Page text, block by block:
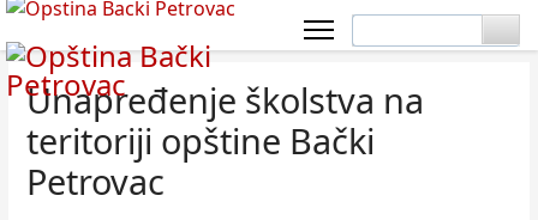
Unapređenje školstva na
teritoriji opštine Bački
Petrovac